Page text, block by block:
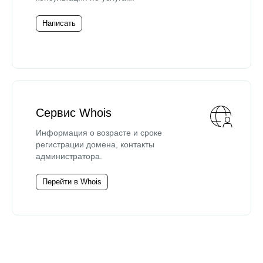
Написать
Сервис Whois
Информация о возрасте и сроке
регистрации домена, контакты
администратора.
Перейти в Whois